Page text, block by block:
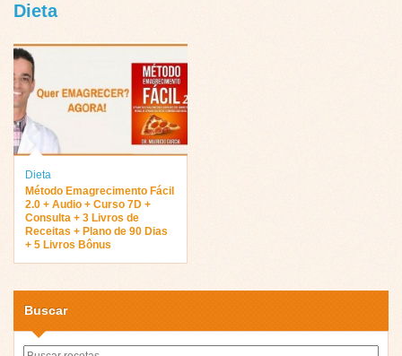
Dieta
Dieta
Método Emagrecimento Fácil
2.0 + Audio + Curso 7D +
Consulta + 3 Livros de
Receitas + Plano de 90 Dias
+ 5 Livros Bônus
Buscar